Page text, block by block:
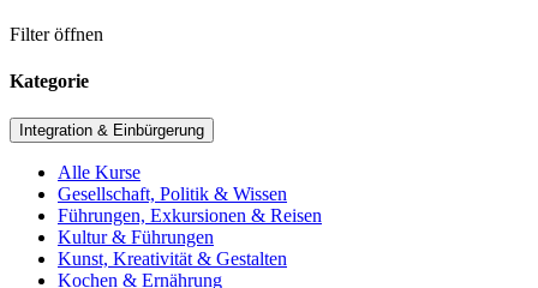
Filter öffnen
Kategorie
Integration & Einbürgerung
Alle Kurse
Gesellschaft, Politik & Wissen
Führungen, Exkursionen & Reisen
Kultur & Führungen
Kunst, Kreativität & Gestalten
Kochen & Ernährung